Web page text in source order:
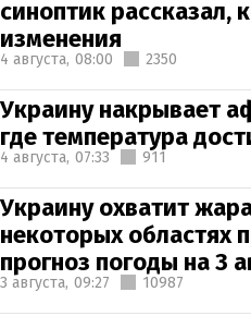
синоптик рассказал,
изменения
4 августа, 08:00 2350
Украину накрывает
где температура
4 августа, 07:33 911
Украину охватит
некоторых областях
прогноз погоды на 3
3 августа, 09:27 10987